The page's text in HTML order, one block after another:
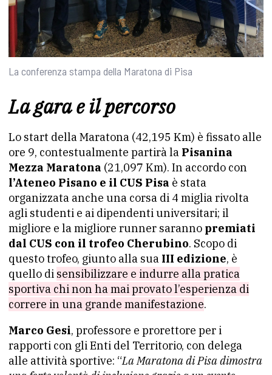
La conferenza stampa della Maratona di Pisa
La gara e il percorso
Lo start della Maratona (42,195 Km) è fissato alle
ore 9, contestualmente partirà la Pisanina
Mezza Maratona (21,097 Km). In accordo con
l’Ateneo Pisano e il CUS Pisa è stata
organizzata anche una corsa di 4 miglia rivolta
agli studenti e ai dipendenti universitari; il
migliore e la migliore runner saranno premiati
dal CUS con il trofeo Cherubino. Scopo di
questo trofeo, giunto alla sua III edizione, è
quello di sensibilizzare e indurre alla pratica
sportiva chi non ha mai provato l’esperienza di
correre in una grande manifestazione.
Marco Gesi, professore e prorettore per i
rapporti con gli Enti del Territorio, con delega
alle attività sportive: “La Maratona di Pisa dimostra